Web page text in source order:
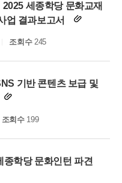
2025 세종학당 문화교재
업 결과보고서
조회수245
기반 콘텐츠 보급 및
조회수199
종학당 문화인턴 파견